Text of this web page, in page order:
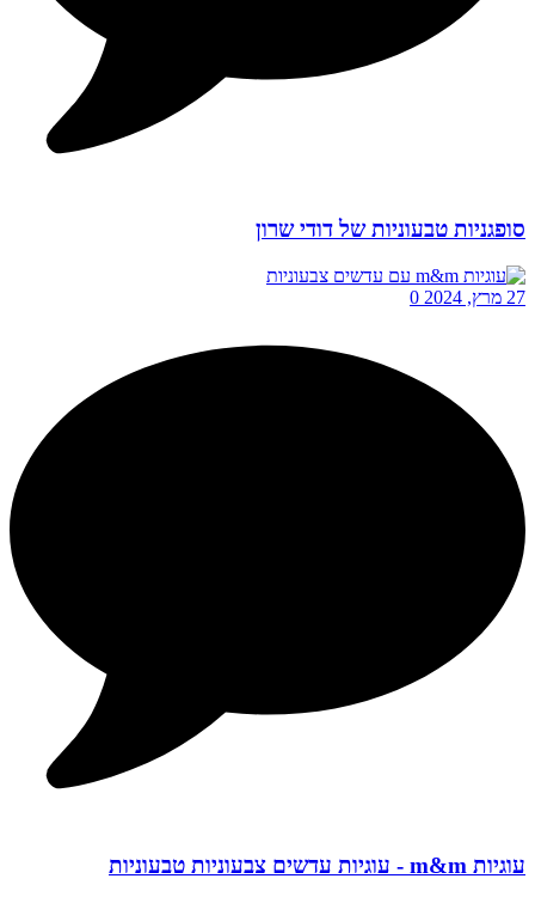
סופגניות טבעוניות של דודי שרון
27 מרץ, 2024 0
עוגיות m&m - עוגיות עדשים צבעוניות טבעוניות